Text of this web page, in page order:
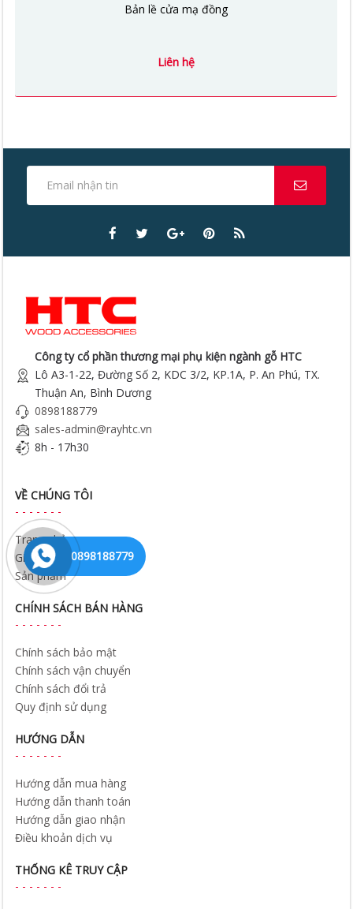
Bản lề cửa mạ đồng
Liên hệ
Công ty cổ phần thương mại phụ kiện ngành gỗ HTC
Lô A3-1-22, Đường Số 2, KDC 3/2, KP.1A, P. An Phú, TX.
Thuận An, Bình Dương
0898188779
sales-admin@rayhtc.vn
8h - 17h30
VỀ CHÚNG TÔI
Trang chủ
Giới thiệu
Sản phẩm
CHÍNH SÁCH BÁN HÀNG
Chính sách bảo mật
Chính sách vận chuyển
Chính sách đổi trả
Quy định sử dụng
HƯỚNG DẪN
Hướng dẫn mua hàng
Hướng dẫn thanh toán
Hướng dẫn giao nhận
Điều khoản dịch vụ
THỐNG KÊ TRUY CẬP
0898188779